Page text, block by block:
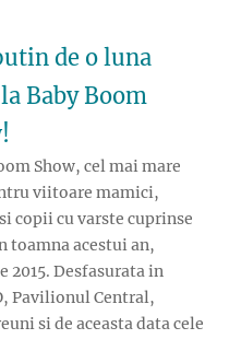
de o luna
Baby Boom
Show, cel mai mare
viitoare mamici,
copii cu varste cuprinse
toamna acestui an,
2015. Desfasurata in
Pavilionul Central,
si de aceasta data cele